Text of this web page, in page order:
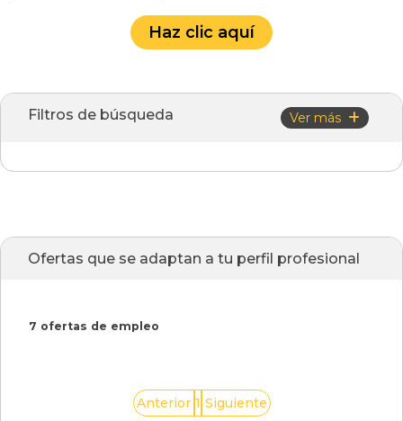
Haz clic aquí
Filtros de búsqueda Ver más
Ofertas que se adaptan a tu perfil profesional
7 ofertas de empleo
Anterior 1 Siguiente